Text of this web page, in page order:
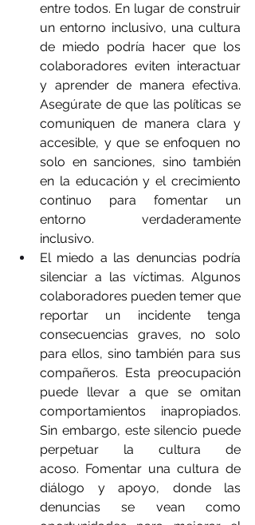
entre todos. En lugar de construir
un entorno inclusivo, una cultura
de miedo podría hacer que los
colaboradores eviten interactuar
y aprender de manera efectiva.
Asegúrate de que las políticas se
comuniquen de manera clara y
accesible, y que se enfoquen no
solo en sanciones, sino también
en la educación y el crecimiento
continuo para fomentar un
entorno verdaderamente
inclusivo.
El miedo a las denuncias podría
silenciar a las víctimas. Algunos
colaboradores pueden temer que
reportar un incidente tenga
consecuencias graves, no solo
para ellos, sino también para sus
compañeros. Esta preocupación
puede llevar a que se omitan
comportamientos inapropiados.
Sin embargo, este silencio puede
perpetuar la cultura de
acoso. Fomentar una cultura de
diálogo y apoyo, donde las
denuncias se vean como